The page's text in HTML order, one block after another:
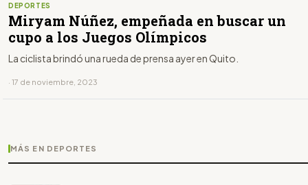
DEPORTES
Miryam Núñez, empeñada en buscar un
cupo a los Juegos Olímpicos
La ciclista brindó una rueda de prensa ayer en Quito.
· 17 de noviembre, 2023
MÁS EN DEPORTES